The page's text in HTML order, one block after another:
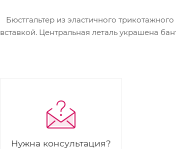
Бюстгальтер из эластичного
вставкой. Центральная леталь украшена
Нужна консультация?